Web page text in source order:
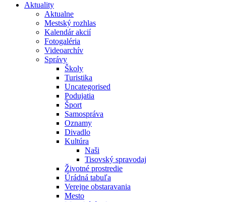
Aktuality
Aktualne
Mestský rozhlas
Kalendár akcií
Fotogaléria
Videoarchív
Správy
Školy
Turistika
Uncategorised
Podujatia
Šport
Samospráva
Oznamy
Divadlo
Kultúra
Naši
Tisovský spravodaj
Životné prostredie
Úrádná tabuľa
Verejne obstaravania
Mesto